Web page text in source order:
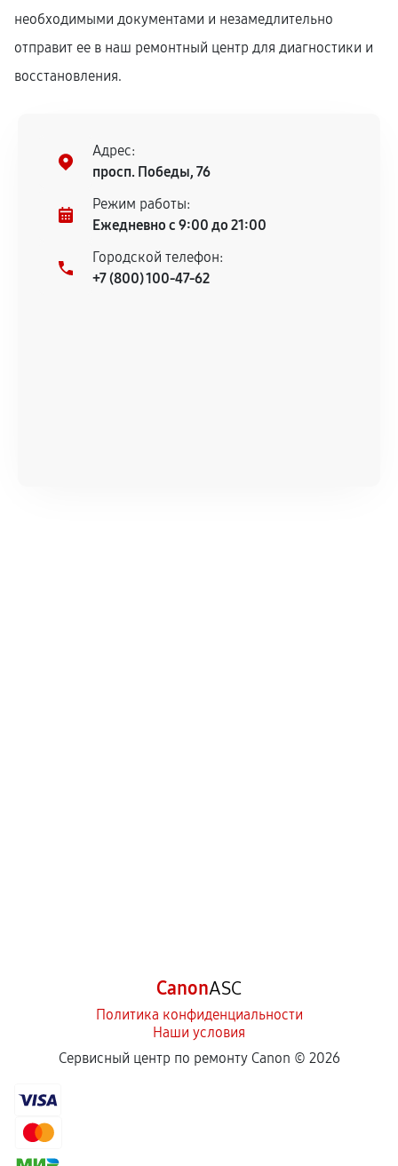
необходимыми документами и незамедлительно
отправит ее в наш ремонтный центр для диагностики и
восстановления.
Адрес:
просп. Победы, 76
Режим работы:
Ежедневно с 9:00 до 21:00
Городской телефон:
+7 (800) 100-47-62
CanonASC
Политика конфиденциальности
Наши условия
Сервисный центр по ремонту Canon © 2026